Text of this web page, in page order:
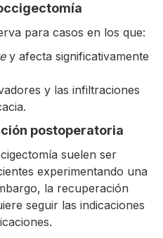
para casos en los que:
y afecta significativamente
y las infiltraciones
postoperatoria
suelen ser
experimentando una
la recuperación
seguir las indicaciones